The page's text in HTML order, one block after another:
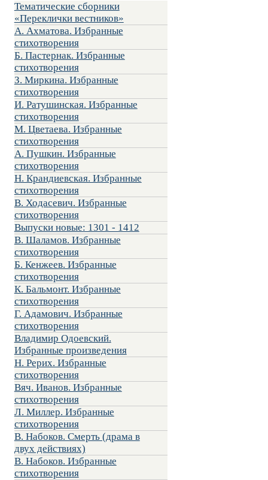
Тематические сборники
«Переклички вестников»
А. Ахматова. Избранные
стихотворения
Б. Пастернак. Избранные
стихотворения
З. Миркина. Избранные
стихотворения
И. Ратушинская. Избранные
стихотворения
М. Цветаева. Избранные
стихотворения
А. Пушкин. Избранные
стихотворения
Н. Крандиевская. Избранные
стихотворения
В. Ходасевич. Избранные
стихотворения
Выпуски новые: 1301 - 1412
В. Шаламов. Избранные
стихотворения
Б. Кенжеев. Избранные
стихотворения
К. Бальмонт. Избранные
стихотворения
Г. Адамович. Избранные
стихотворения
Владимир Одоевский.
Избранные произведения
Н. Рерих. Избранные
стихотворения
Вяч. Иванов. Избранные
стихотворения
Л. Миллер. Избранные
стихотворения
В. Набоков. Смерть (драма в
двух действиях)
В. Набоков. Избранные
стихотворения